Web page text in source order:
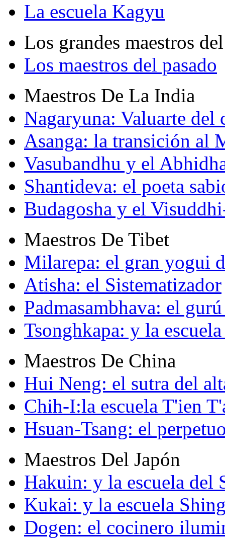
La escuela Kagyu
Los grandes maestros
Los maestros del pasado
Maestros De La India
Nagaryuna: Valuarte del
Asanga: la transición al
Vasubandhu y el
Shantideva: el poeta
Budagosha y el
Maestros De Tibet
Milarepa: el gran yogui
Atisha: el Sistematizador
Padmasambhava: el
Tsonghkapa: y la
Maestros De China
Hui Neng: el sutra del
Chih-I:la escuela T'ien
Hsuan-Tsang: el
Maestros Del Japón
Hakuin: y la escuela del
Kukai: y la escuela
Dogen: el cocinero